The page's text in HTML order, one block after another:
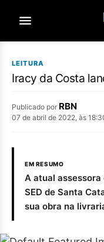
LEITURA
Iracy da Costa
Publicado por RBN
07 de abril de 2022, às
EM RESUMO
A atual
SED de Santa
sua obra na